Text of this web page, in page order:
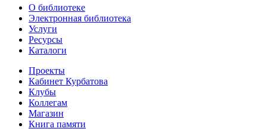
О библиотеке
Электронная библиотека
Услуги
Ресурсы
Каталоги
Проекты
Кабинет Курбатова
Клубы
Коллегам
Магазин
Книга памяти